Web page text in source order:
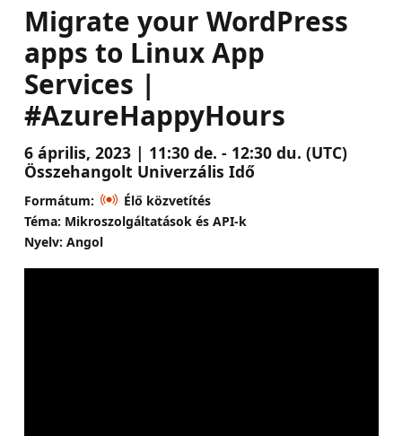
Migrate your WordPress
apps to Linux App
Services |
#AzureHappyHours
6 április, 2023 | 11:30 de. - 12:30 du. (UTC)
Összehangolt Univerzális Idő
Formátum:
Élő közvetítés
Téma: Mikroszolgáltatások és API-k
Nyelv: Angol